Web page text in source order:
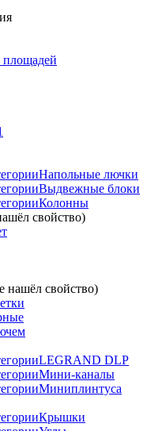
Напольные лючки
Выдвежные блоки
Колонны
свойство)
нашёл свойство)
LEGRAND DLP
Мини-каналы
Миниплинтуса
Крышки